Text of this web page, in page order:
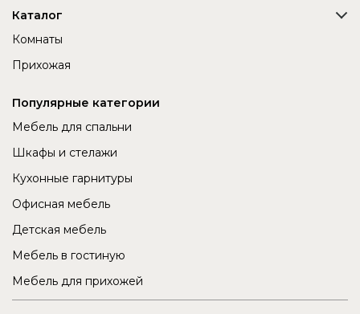
Каталог
Комнаты
Прихожая
Популярные категории
Мебель для спальни
Шкафы и стелажи
Кухонные гарнитуры
Офисная мебель
Детская мебель
Мебель в гостиную
Мебель для прихожей